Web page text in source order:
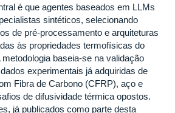
é que agentes baseados em LLMs
sintéticos, selecionando
de pré-processamento e arquiteturas
às propriedades termofísicas do
baseia-se na validação
experimentais já adquiridas de
Fibra de Carbono (CFRP), aço e
de difusividade térmica opostos.
já publicados como parte desta